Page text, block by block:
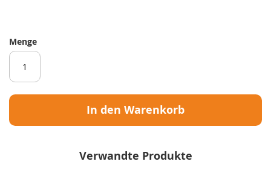
Menge
In den Warenkorb
Verwandte Produkte